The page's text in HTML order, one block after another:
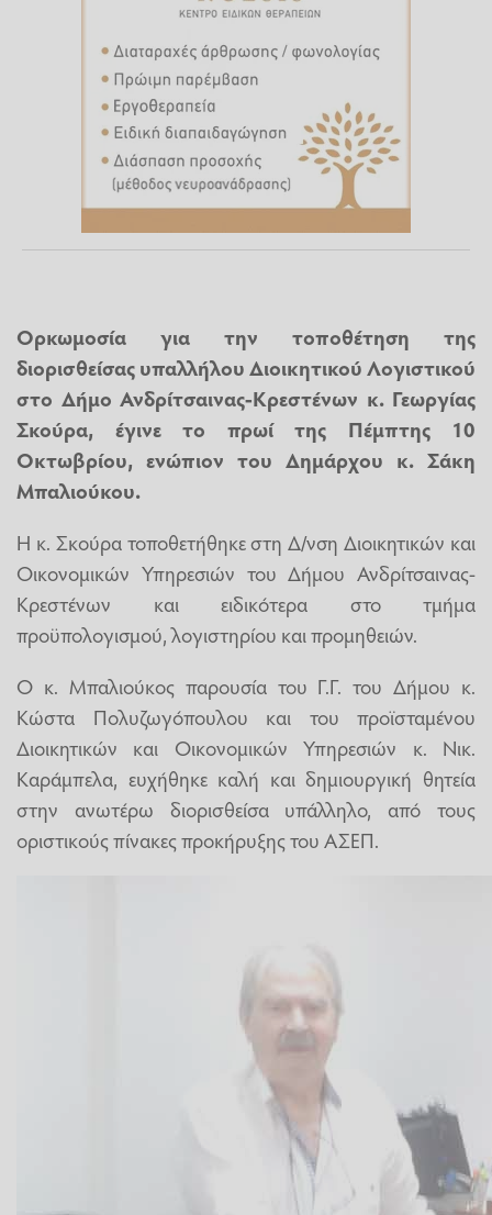
Ορκωμοσία για την τοποθέτηση της
διορισθείσας υπαλλήλου Διοικητικού Λογιστικού
στο Δήμο Ανδρίτσαινας-Κρεστένων κ. Γεωργίας
Σκούρα, έγινε το πρωί της Πέμπτης 10
Οκτωβρίου, ενώπιον του Δημάρχου κ. Σάκη
Μπαλιούκου.
Η κ. Σκούρα τοποθετήθηκε στη Δ/νση Διοικητικών και
Οικονομικών Υπηρεσιών του Δήμου Ανδρίτσαινας-
Κρεστένων και ειδικότερα στο τμήμα
προϋπολογισμού, λογιστηρίου και προμηθειών.
Ο κ. Μπαλιούκος παρουσία του Γ.Γ. του Δήμου κ.
Κώστα Πολυζωγόπουλου και του προϊσταμένου
Διοικητικών και Οικονομικών Υπηρεσιών κ. Νικ.
Καράμπελα, ευχήθηκε καλή και δημιουργική θητεία
στην ανωτέρω διορισθείσα υπάλληλο, από τους
οριστικούς πίνακες προκήρυξης του ΑΣΕΠ.